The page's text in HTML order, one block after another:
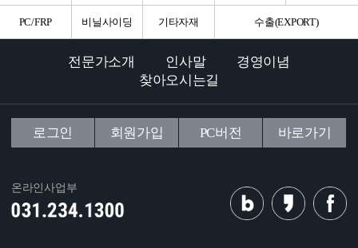
PC/FRP 비닐사이딩 기타자재 수출(EXPORT)
전문가소개 인사말
경영이념
찾아오시는길
로그인 회원가입 PC버전 바로가기
온라인사업부